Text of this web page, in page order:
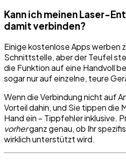
Kann ich meinen Laser-
damit verbinden?
Einige kostenlose Apps werben
Schnittstelle, aber der Teufel
die Funktion auf eine Handvoll
sogar nur auf einzelne, teure
Wenn die Verbindung nicht auf
Vorteil dahin, und Sie tippen die
Hand ein – Tippfehler inklusive.
vorherganz genau, ob Ihr
wirklich unterstützt wird.